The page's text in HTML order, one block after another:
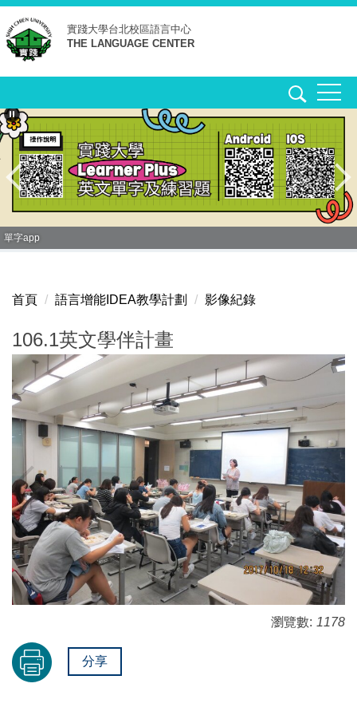
跳
到
主
要
容
區
實踐大學台北校區語言中心
THE LANGUAGE CENTER
單字app
首頁 語言增能IDEA教學計劃 影像紀錄
106.1英文學伴計畫
瀏覽數: 1178
分享